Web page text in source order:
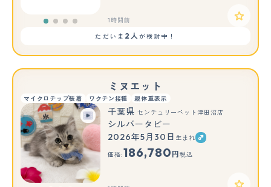
1時間前
ただいま 2人が検討中！
ミヌエット
マイクロチップ装着 ワクチン接種 親体重表示
もっと見る
千葉県 センチュリーペット津田沼店
シルバータビー
2026年5月30日 生まれ
価格:186,780 円 税込